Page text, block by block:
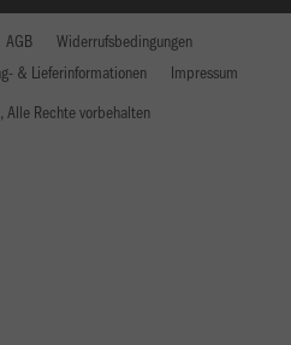
Rechte vorbehalten
AGB
Widerrufsbedingungen
& Lieferinformationen Impressum